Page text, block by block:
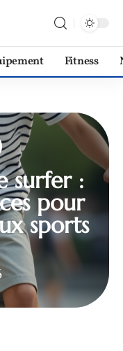
Fitness
surfer :
pour
sports